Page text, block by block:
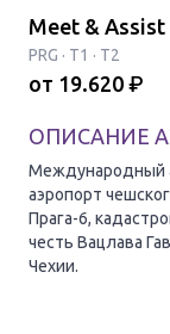
Meet & Assist
PRG · T1 · T2
от 19.620 ₽
ОПИСАНИЕ
Международный
аэропорт
Прага-6,
честь Вацлава
Чехии.